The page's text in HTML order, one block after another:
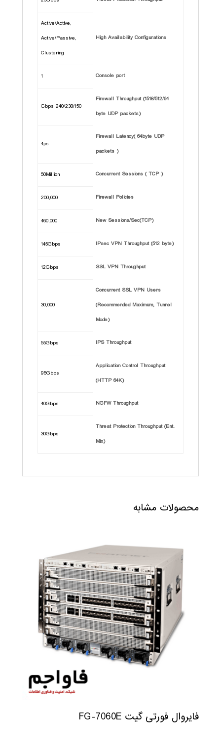
High Availability Configurations
Active/Active,
Active/Passive,
Clustering
Console port
1
Firewall Throughput (1518/512/64
byte UDP packets)
240/238/150 Gbps
Firewall Latency( 64byte UDP
packets )
4μs
Concurrent Sessions ( TCP )
50Million
Firewall Policies
200,000
New Sessions/Sec(TCP)
460,000
IPsec VPN Throughput (512 byte)
145Gbps
SSL VPN Throughput
12Gbps
Concurrent SSL VPN Users
(Recommended Maximum, Tunnel
Mode)
30,000
IPS Throughput
55Gbps
Application Control Throughput
(HTTP 64K)
95Gbps
NGFW Throughput
40Gbps
Threat Protection Throughput (Ent.
Mix)
30Gbps
محصولات مشابه
فایروال فورتی گیت FG-7060E